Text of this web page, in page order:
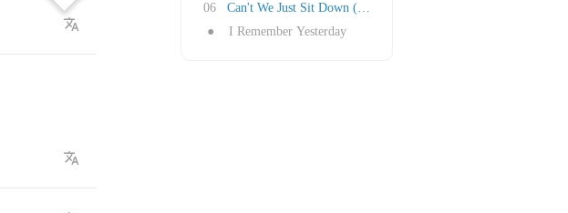
06
Can't We Just Sit Down (And Talk It Over)
●
I Remember Yesterday